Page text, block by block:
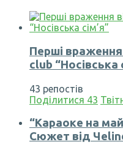
Перші враження
club “Носівська
43 репостів
Поділитися 43
“Караоке на
Сюжет від